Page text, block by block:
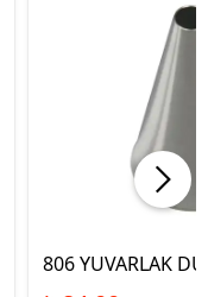
806 YUVARLAK